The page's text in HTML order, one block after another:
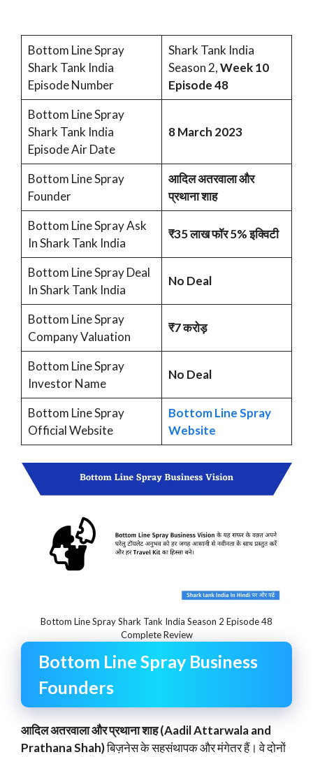
Bottom Line Spray
Shark Tank India
Episode Number
Shark Tank India
Season 2,Week 10
Episode 48
Bottom Line Spray
Shark Tank India
Episode Air Date
8 March 2023
Bottom Line Spray
Founder
आदिल अतरवाला और
प्रथाना शाह
Bottom Line Spray Ask
In Shark Tank India
₹35 लाख फॉर 5% इक्विटी
Bottom Line Spray Deal
In Shark Tank India
No Deal
Bottom Line Spray
Company Valuation
₹7 करोड़
Bottom Line Spray
Investor Name
No Deal
Bottom Line Spray
Official Website
Bottom Line Spray
Website
Bottom Line Spray Shark Tank India Season 2 Episode 48
Complete Review
Bottom Line Spray Business
Founders
आदिल अतरवाला और प्रथाना शाह (Aadil Attarwala and
Prathana Shah)बिज़नेस के सहसंथापक और मंगेतर हैं। वे दोनों